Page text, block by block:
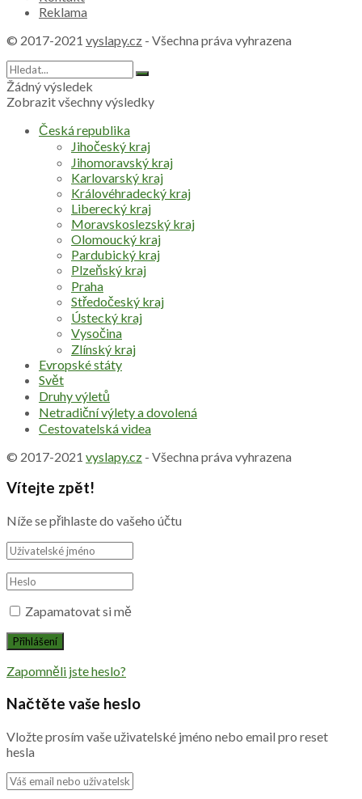
Reklama
© 2017-2021 vyslapy.cz - Všechna práva vyhrazena
Žádný výsledek
Zobrazit všechny výsledky
Česká republika
Jihočeský kraj
Jihomoravský kraj
Karlovarský kraj
Královéhradecký kraj
Liberecký kraj
Moravskoslezský kraj
Olomoucký kraj
Pardubický kraj
Plzeňský kraj
Praha
Středočeský kraj
Ústecký kraj
Vysočina
Zlínský kraj
Evropské státy
Svět
Druhy výletů
Netradiční výlety a dovolená
Cestovatelská videa
© 2017-2021 vyslapy.cz - Všechna práva vyhrazena
Vítejte zpět!
Níže se přihlaste do vašeho účtu
Zapamatovat si mě
Zapomněli jste heslo?
Načtěte vaše heslo
Vložte prosím vaše uživatelské jméno nebo email pro reset
hesla